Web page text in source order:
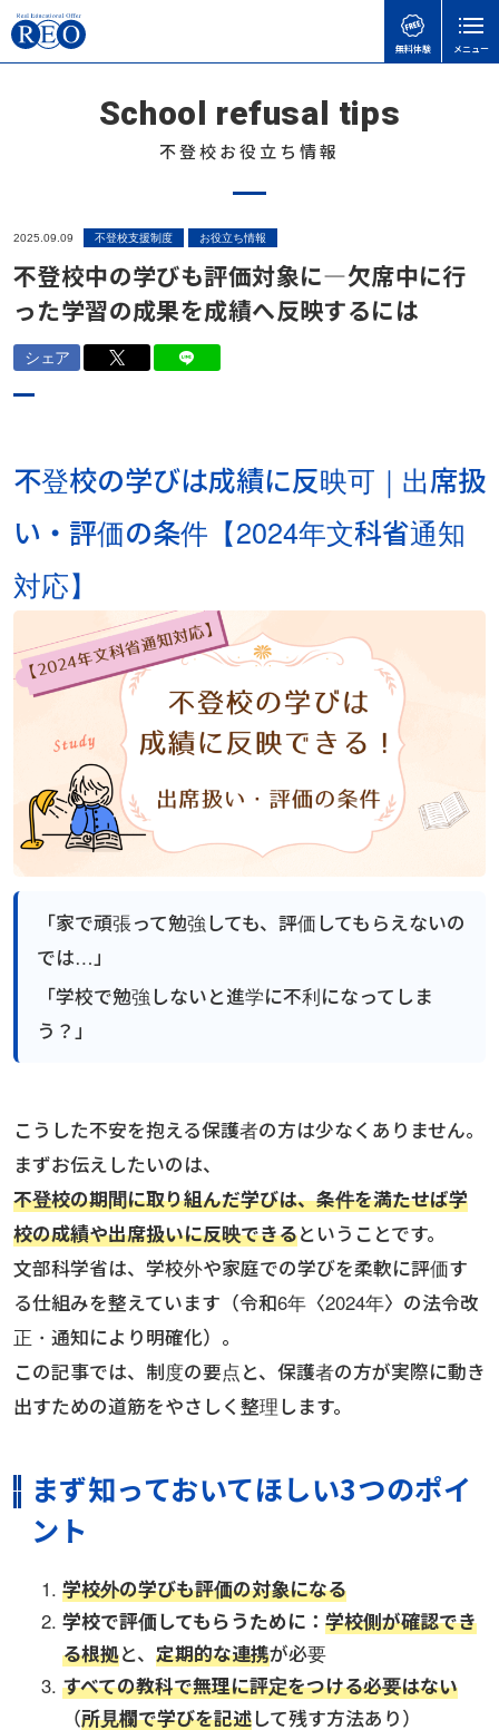
無料体験 メニュー
サポート内容
体験談
不登校お役立ち情報
子どもの接し方で
学習面・進路面で
親御さんのお悩みで
インタビュー
未分類
会社概要
無料体験
プライバシーポリシー
特定商取引法に基づく表記
お知らせ
045-444-2540
閉じる
School refusal tips
不登校お役立ち情報
2025.09.09 不登校支援制度 お役立ち情報
不登校中の学びも評価対象に―欠席中に行
った学習の成果を成績へ反映するには
シェア
不登校の学びは成績に反映可｜出席扱
い・評価の条件【2024年文科省通知
対応】
「家で頑張って勉強しても、評価してもらえないの
では…」
「学校で勉強しないと進学に不利になってしま
う？」
こうした不安を抱える保護者の方は少なくありません。
まずお伝えしたいのは、
不登校の期間に取り組んだ学びは、条件を満たせば学
校の成績や出席扱いに反映できるということです。
文部科学省は、学校外や家庭での学びを柔軟に評価す
る仕組みを整えています（令和6年〈2024年〉の法令改
正・通知により明確化）。
この記事では、制度の要点と、保護者の方が実際に動き
出すための道筋をやさしく整理します。
まず知っておいてほしい3つのポイ
ント
学校外の学びも評価の対象になる
学校で評価してもらうために：学校側が確認でき
る根拠と、定期的な連携が必要
すべての教科で無理に評定をつける必要はない
（所見欄で学びを記述して残す方法あり）
子どもの接し方で
検 索
言い過ぎた後に親ができること
不登校の子どもに進路の話はいつする？親が知って
おきたい切り出し方と関わり方
子どもの不登校を前向きに｜休むことの意味と親が
できる支え方
不登校でゲームをやりすぎても大丈夫？
不登校の子どもへの話しかけ方に悩む親へ｜学校の
話をしなくても大丈夫
不登校の子どもが学校に行きたくなる魔法の言葉
【保護者さまインタビュー】REOはやっと巡り会
えた場所、自分自身の価値観が大きく変わりました
「なぜ」の位置を変えると、不登校の見え方が変わ
る
潰され不登校に
もっと見る
学習面・進路面で
検 索
える学校の特徴を解説
不登校でも合格可能！高卒認定試験 公共の勉強法
【埼玉県版】不登校からの高校受験ガイド｜令和8
年度入試対応
高卒認定の物理基礎が不安な方へ｜出題範囲と勉強
の進め方
【神奈川県版】不登校のための高校受験ガイド
【東京都版】不登校のための高校受験ガイド｜フリ
ー入試・チャレンジスクール・通信制
横浜の学びの多様化学校「横浜きりん学園」とは？
不登校の子どもの新しい学びの場
不登校でも合格を目指せる！高卒認定試験【国語
【千葉県版】不登校からの高校受験ガイド｜令和8
親御さんのお悩みで
検 索
不登校のこどもの味方！自治体ごとの教育支援セン
ターの実際と活用事例
「何もしない時間」が、人生の土台になる｜不登校
おきたい切り出し方と関わり方
立派な親でなくていい｜不登校の子どもを持つ親が
つらいときの心の整え方
子どもの不登校を前向きに｜休むことの意味と親が
できる支え方
天才には不登校経験者が多い！不登校の先にある、
それぞれの才能
不登校支援の基盤「教育機会確保法」ってどんな法
律？
【保護者さまインタビュー】REOはやっと巡り会
えた場所、自分自身の価値観が大きく変わりました
「なぜ」の位置を変えると、不登校の見え方が変わ